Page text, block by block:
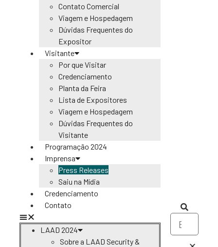
Contato Comercial
Viagem e Hospedagem
Dúvidas Frequentes do
Expositor
Visitante
Por que Visitar
Credenciamento
Planta da Feira
Lista de Expositores
Viagem e Hospedagem
Dúvidas Frequentes do
Visitante
Programação 2024
Imprensa
Press Releases
Saiu na Mídia
Credenciamento
Contato
LAAD 2024
Sobre a LAAD Security &